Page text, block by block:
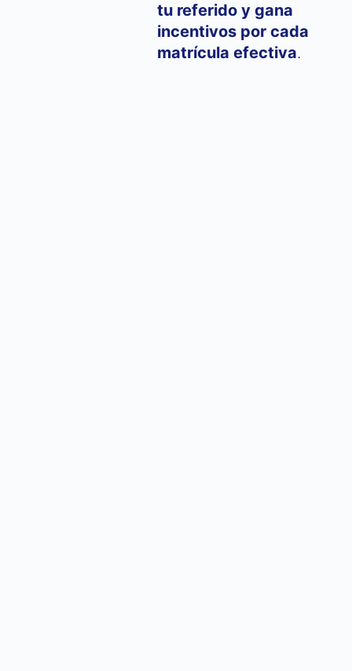
tu referido y gana
incentivos por cada
matrícula efectiva.